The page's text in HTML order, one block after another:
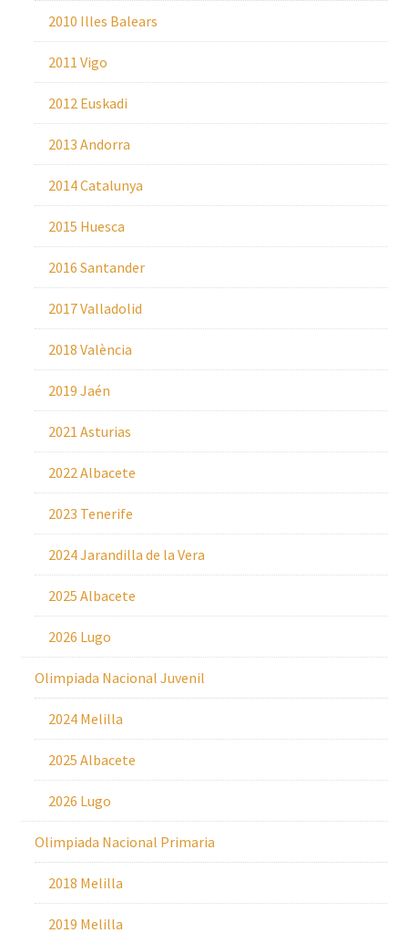
2010 Illes Balears
2011 Vigo
2012 Euskadi
2013 Andorra
2014 Catalunya
2015 Huesca
2016 Santander
2017 Valladolid
2018 València
2019 Jaén
2021 Asturias
2022 Albacete
2023 Tenerife
2024 Jarandilla de la Vera
2025 Albacete
2026 Lugo
Olimpiada Nacional Juvenil
2024 Melilla
2025 Albacete
2026 Lugo
Olimpiada Nacional Primaria
2018 Melilla
2019 Melilla